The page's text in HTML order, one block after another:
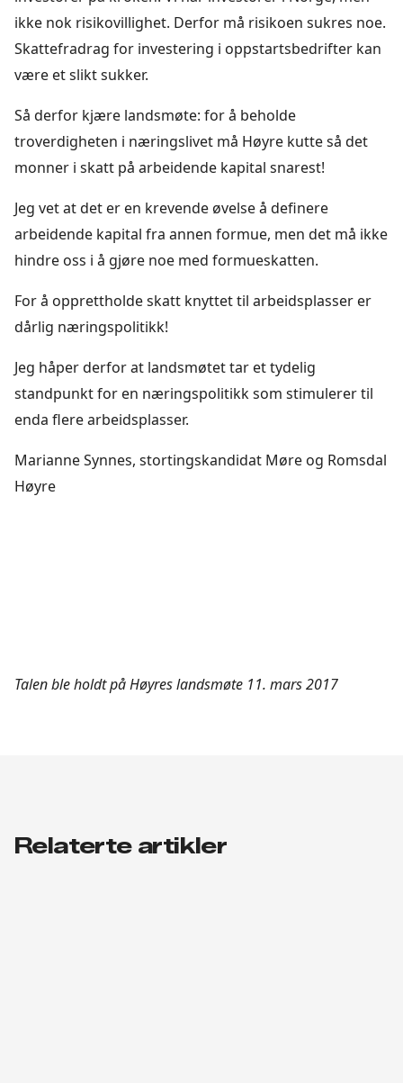
ikke nok risikovillighet. Derfor må risikoen sukres noe.
Skattefradrag for investering i oppstartsbedrifter kan
være et slikt sukker.
Så derfor kjære landsmøte: for å beholde
troverdigheten i næringslivet må Høyre kutte så det
monner i skatt på arbeidende kapital snarest!
Jeg vet at det er en krevende øvelse å definere
arbeidende kapital fra annen formue, men det må ikke
hindre oss i å gjøre noe med formueskatten.
For å opprettholde skatt knyttet til arbeidsplasser er
dårlig næringspolitikk!
Jeg håper derfor at landsmøtet tar et tydelig
standpunkt for en næringspolitikk som stimulerer til
enda flere arbeidsplasser.
Marianne Synnes, stortingskandidat Møre og Romsdal
Høyre
Talen ble holdt på Høyres landsmøte 11. mars 2017
Relaterte artikler